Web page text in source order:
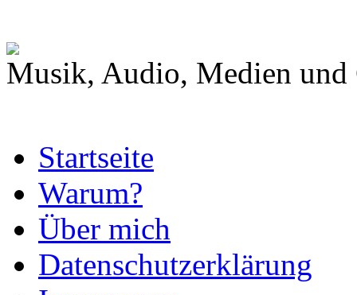
Musik, Audio, Medien und
Startseite
Warum?
Über mich
Datenschutzerklärung